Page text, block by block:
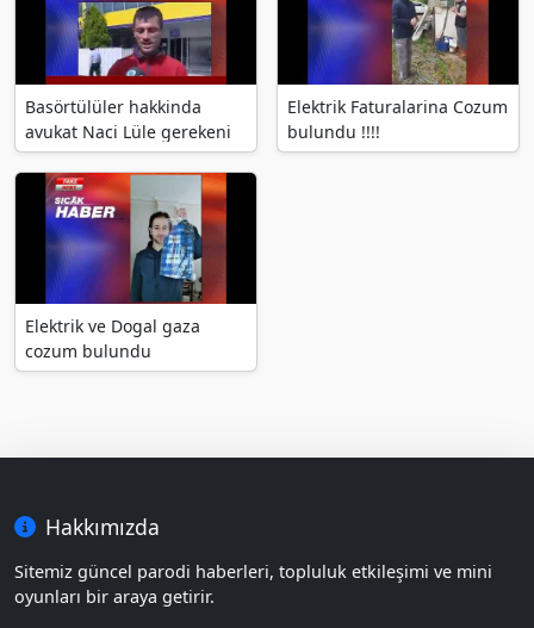
Basörtülüler hakkinda
avukat Naci Lüle gerekeni
söyledi
Elektrik Faturalarina Cozum
bulundu !!!!
Elektrik ve Dogal gaza
cozum bulundu
Hakkımızda
Sitemiz güncel parodi haberleri, topluluk etkileşimi ve mini
oyunları bir araya getirir.